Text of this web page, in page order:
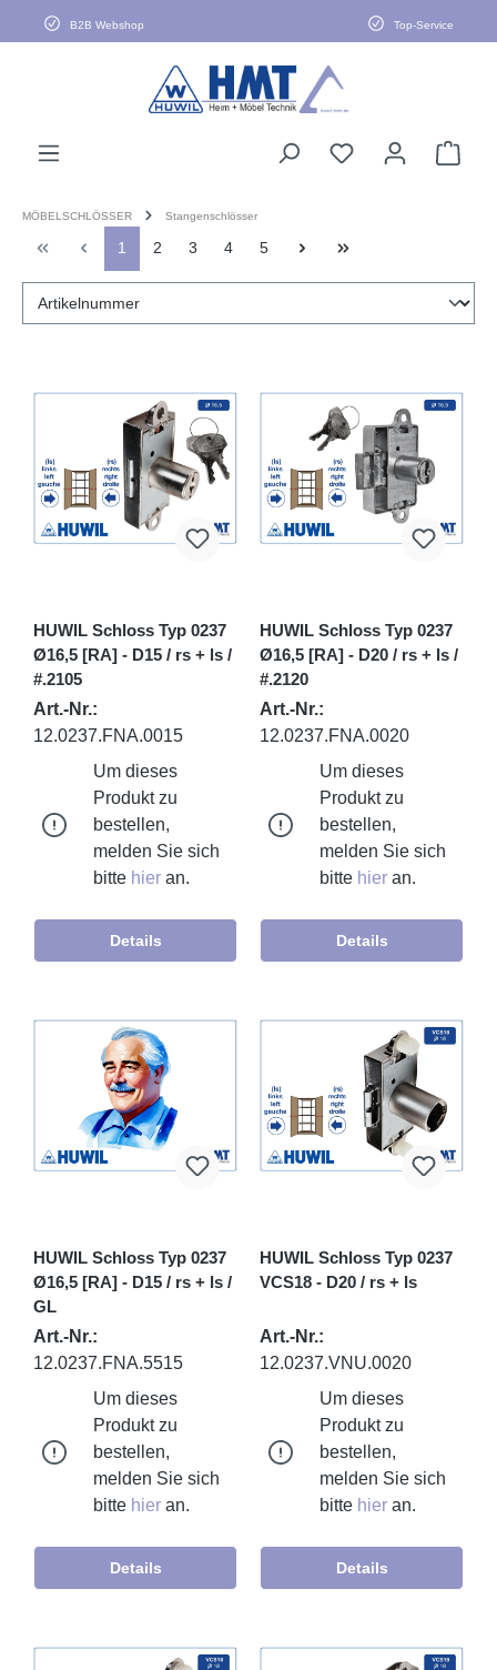
springenB2B Webshop Top-Service
MÖBELSCHLÖSSER Stangenschlösser
1 2 3 4 5
HUWIL Schloss Typ 0237
Ø16,5 [RA] - D15 / rs + ls /
#.2105
Art.-Nr.:
12.0237.FNA.0015
Um dieses
Produkt zu
bestellen,
melden Sie sich
bitte hier an.
Details
HUWIL Schloss Typ 0237
Ø16,5 [RA] - D20 / rs + ls /
#.2120
Art.-Nr.:
12.0237.FNA.0020
Um dieses
Produkt zu
bestellen,
melden Sie sich
bitte hier an.
Details
HUWIL Schloss Typ 0237
Ø16,5 [RA] - D15 / rs + ls /
GL
Art.-Nr.:
12.0237.FNA.5515
Um dieses
Produkt zu
bestellen,
melden Sie sich
bitte hier an.
Details
HUWIL Schloss Typ 0237
VCS18 - D20 / rs + ls
Art.-Nr.:
12.0237.VNU.0020
Um dieses
Produkt zu
bestellen,
melden Sie sich
bitte hier an.
Details